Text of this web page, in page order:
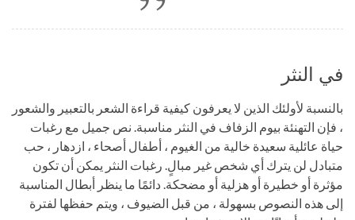
في النثر
بالنسبة لأولئك الذين لا يعرفون كيفية قراءة الشعر بالتعبير والشعور
، فإن التهنئة بيوم الزفاف في النثر مناسبة. نص جميل مع رغبات
حياة عائلية سعيدة خالية من الغيوم ، أطفال أصحاء ، ازدهار ، حب
متبادل لن يترك أي شخص غير مبالٍ. رغبات النثر يمكن أن تكون
مؤثرة أو خطيرة أو هزلية أو مضحكة. دائمًا ما ينظر أبطال المناسبة
إلى هذه النصوص بسهولة ، من قبل الضيوف ، ويتم حفظها لفترة